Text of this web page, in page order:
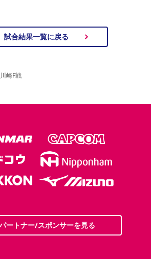
試合結果一覧に戻る
崎F戦
ートナー/スポンサーを見る